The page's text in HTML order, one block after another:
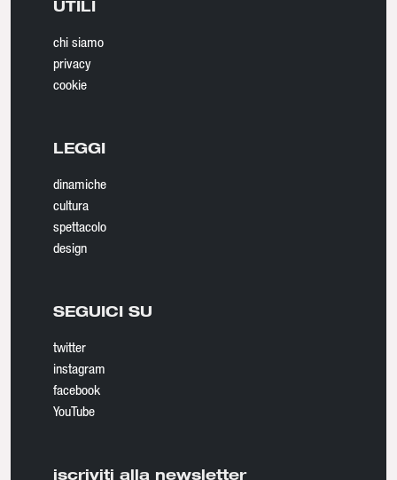
UTILI
chi siamo
privacy
cookie
LEGGI
dinamiche
cultura
spettacolo
design
SEGUICI SU
twitter
instagram
facebook
YouTube
iscriviti alla newsletter